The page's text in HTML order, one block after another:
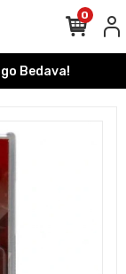
Bedava!
0